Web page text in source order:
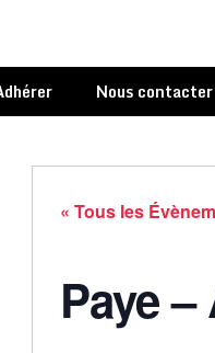
Nous contacter
« Tous les
Paye